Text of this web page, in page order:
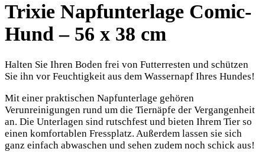
Trixie Napfunterlage Comic-
Hund – 56 x 38 cm
Halten Sie Ihren Boden frei von Futterresten und schützen
Sie ihn vor Feuchtigkeit aus dem Wassernapf Ihres Hundes!
Mit einer praktischen Napfunterlage gehören
Verunreinigungen rund um die Tiernäpfe der Vergangenheit
an. Die Unterlagen sind rutschfest und bieten Ihrem Tier so
einen komfortablen Fressplatz. Außerdem lassen sie sich
ganz einfach abwaschen und sehen zudem noch schick aus!